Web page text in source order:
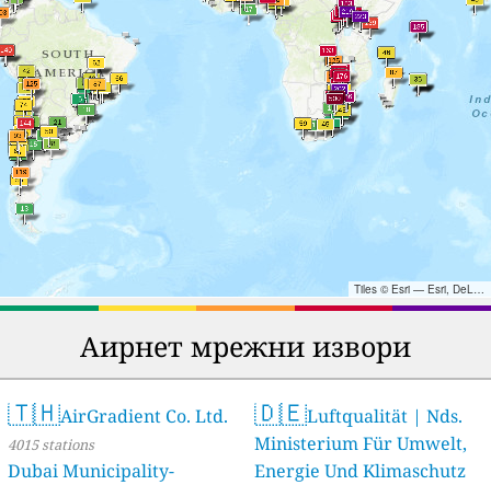
Tiles © Esri — Esri, DeLorme, NAVTEQ, TomTom, Intermap, iPC, USGS, FAO, NPS, NRCAN, GeoBase, Kadaster NL, Ordnance Survey, Esri Japan, METI, Esri China (Hong Kong), and the GIS User Community
Аирнет мрежни извори
🇹🇭AirGradient Co. Ltd.
4015 stations
Dubai Municipality-
🇩🇪Luftqualität | Nds.
Ministerium Für Umwelt,
Energie Und Klimaschutz